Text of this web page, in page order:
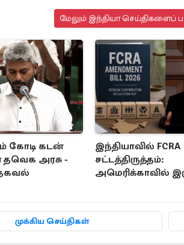
மேலும் இந்தியா செய்திகளைப்
கோடி கடன்
அரசு -
இந்தியாவில் FCRA
சட்டத்திருத்தம்:
அமெரிக்காவில்
முக்கிய செய்திகள்